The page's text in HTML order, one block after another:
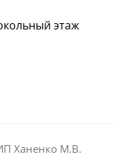
этаж
Ханенко М.В.